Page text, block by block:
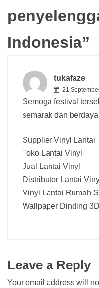
Indonesia”
tukafaze
21
Semoga festival
semarak dan
Supplier Vinyl Lantai
Toko Lantai Vinyl
Jual Lantai Vinyl
Distributor Lantai Vinyl
Vinyl Lantai Rumah
Wallpaper Dinding 3D
Leave a Reply
Your email address will